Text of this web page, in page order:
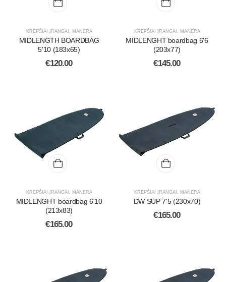
KREPŠIAI ĮRANGAI MANERA
MIDLENGTH BOARDBAG
5'10 (183x65)
€120.00
KREPŠIAI ĮRANGAI MANERA
MIDLENGHT boardbag 6'6
(203x77)
€145.00
KREPŠIAI ĮRANGAI MANERA
MIDLENGHT boardbag 6'10
(213x83)
€165.00
KREPŠIAI ĮRANGAI MANERA
DW SUP 7'5 (230x70)
€165.00